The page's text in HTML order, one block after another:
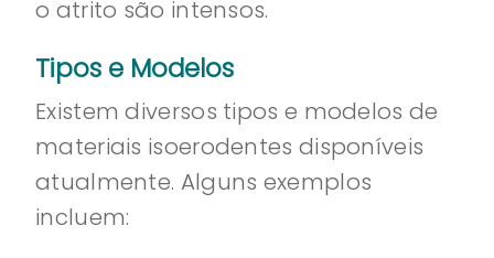
o atrito são intensos.
Tipos e Modelos
Existem diversos tipos e modelos de
materiais isoerodentes disponíveis
atualmente. Alguns exemplos
incluem: